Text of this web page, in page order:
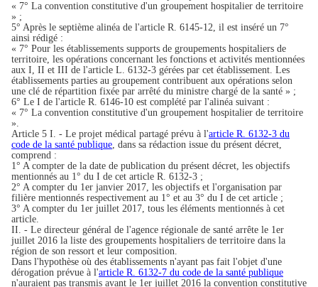
« 7° La convention constitutive d'un groupement hospitalier de territoire
» ;
5° Après le septième alinéa de l'article R. 6145-12, il est inséré un 7°
ainsi rédigé :
« 7° Pour les établissements supports de groupements hospitaliers de
territoire, les opérations concernant les fonctions et activités mentionnées
aux I, II et III de l'article L. 6132-3 gérées par cet établissement. Les
établissements parties au groupement contribuent aux opérations selon
une clé de répartition fixée par arrêté du ministre chargé de la santé » ;
6° Le I de l'article R. 6146-10 est complété par l'alinéa suivant :
« 7° La convention constitutive d'un groupement hospitalier de territoire
».
Article 5 I. - Le projet médical partagé prévu à l'article R. 6132-3 du
code de la santé publique, dans sa rédaction issue du présent décret,
comprend :
1° A compter de la date de publication du présent décret, les objectifs
mentionnés au 1° du I de cet article R. 6132-3 ;
2° A compter du 1er janvier 2017, les objectifs et l'organisation par
filière mentionnés respectivement au 1° et au 3° du I de cet article ;
3° A compter du 1er juillet 2017, tous les éléments mentionnés à cet
article.
II. - Le directeur général de l'agence régionale de santé arrête le 1er
juillet 2016 la liste des groupements hospitaliers de territoire dans la
région de son ressort et leur composition.
Dans l'hypothèse où des établissements n'ayant pas fait l'objet d'une
dérogation prévue à l'article R. 6132-7 du code de la santé publique
n'auraient pas transmis avant le 1er juillet 2016 la convention constitutive